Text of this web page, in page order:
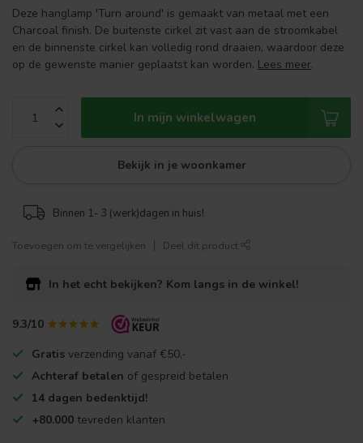
Deze hanglamp 'Turn around' is gemaakt van metaal met een
Charcoal finish. De buitenste cirkel zit vast aan de stroomkabel
en de binnenste cirkel kan volledig rond draaien, waardoor deze
op de gewenste manier geplaatst kan worden. Lees meer.
In mijn winkelwagen
Bekijk in je woonkamer
Binnen 1- 3 (werk)dagen in huis!
Toevoegen om te vergelijken Deel dit product
In het echt bekijken? Kom langs in de winkel!
9.3/10
Gratis verzending vanaf €50,-
Achteraf betalen of gespreid betalen
14 dagen bedenktijd!
+80.000 tevreden klanten